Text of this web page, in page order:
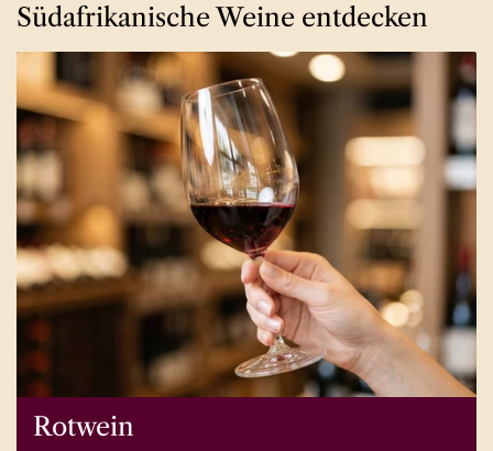
Südafrikanische Weine entdecken
Rotwein